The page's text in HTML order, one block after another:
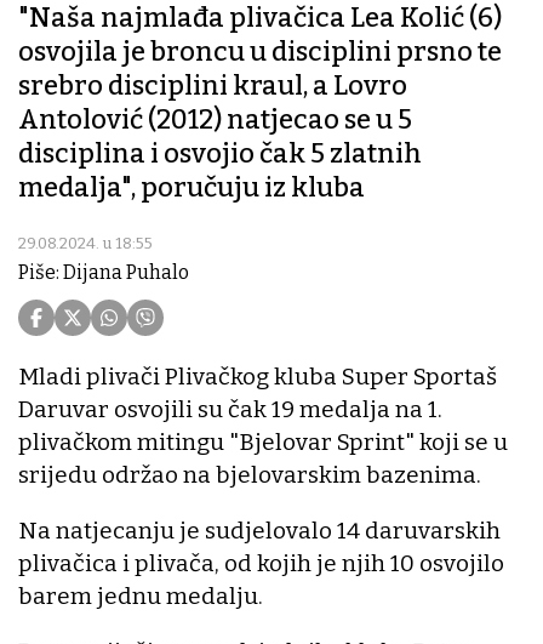
"Naša najmlađa plivačica Lea Kolić (6)
osvojila je broncu u disciplini prsno te
srebro disciplini kraul, a Lovro
Antolović (2012) natjecao se u 5
disciplina i osvojio čak 5 zlatnih
medalja", poručuju iz kluba
29.08.2024. u 18:55
Piše: Dijana Puhalo
Mladi plivači Plivačkog kluba Super Sportaš
Daruvar osvojili su čak 19 medalja na 1.
plivačkom mitingu "Bjelovar Sprint" koji se u
srijedu održao na bjelovarskim bazenima.
Na natjecanju je sudjelovalo 14 daruvarskih
plivačica i plivača, od kojih je njih 10 osvojilo
barem jednu medalju.